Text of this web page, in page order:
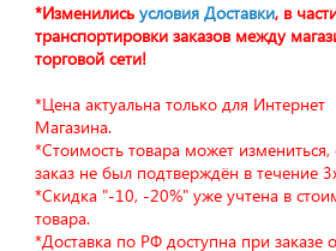
*Изменилисьусловия Доставки, в
транспортировки заказов между
торговой сети!
*Цена актуальна только для Интернет
Магазина.
*Стоимость товара может измениться,
заказ не был подтверждён в течение
*Скидка "-10, -20%" уже учтена в
товара.
*Доставка по РФ доступна при заказе